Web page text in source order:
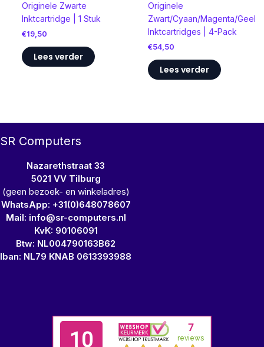
Originele Zwarte
Inktcartridge | 1 Stuk
€19,50
Lees verder
Originele
Zwart/Cyaan/Magenta/Geel
Inktcartridges | 4-Pack
€54,50
Lees verder
SR Computers
Nazarethstraat 33
5021 VV Tilburg
(geen bezoek- en winkeladres)
WhatsApp: +31(0)648078607
Mail: info@sr-computers.nl
KvK: 90106091
Btw: NL004790163B62
Iban: NL79 KNAB 0613393988